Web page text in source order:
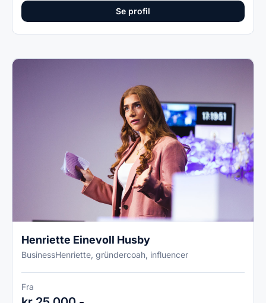
Se profil
Henriette Einevoll Husby
BusinessHenriette, gründercoah, influencer
Fra